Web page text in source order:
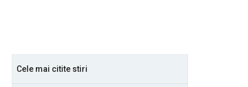
Cele mai citite stiri